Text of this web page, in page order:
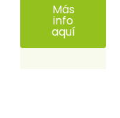
Más
info
aquí